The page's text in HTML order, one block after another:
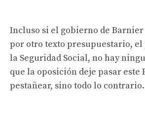
Incluso si el gobierno de
por otro texto presupuestario, el
la Seguridad Social, no hay
que la oposición deje pasar este
pestañear, sino todo lo contrario.